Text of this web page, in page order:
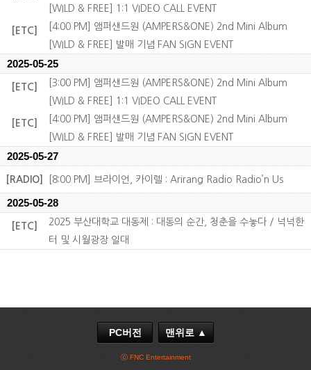
[WILD & FREE] 1:1 VIDEO CALL EVENT
[ETC]
[4:00 PM] 앰퍼샌드원 (AMPERS&ONE) 2nd Mini Album
[WILD & FREE] 발매 기념 FAN SIGN EVENT
2025-05-25
[ETC]
[3:00 PM] 앰퍼샌드원 (AMPERS&ONE) 2nd Mini Album
[WILD & FREE] 1:1 VIDEO CALL EVENT
[ETC]
[4:00 PM] 앰퍼샌드원 (AMPERS&ONE) 2nd Mini Album
[WILD & FREE] 발매 기념 FAN SIGN EVENT
2025-05-27
[RADIO] [8:00 PM] 브라이언, 카이렐 : Arirang Radio Radio’n Us
2025-05-28
[ETC]
2025 부산대학교 대동제 : 대동의 순간, 청춘을 수놓다 / 넉넉한
터 및 시월광장 일대
PC버전 맨위로 ▲
ⓒ FNC Entertainment